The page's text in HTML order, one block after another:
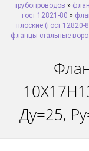
трубопроводов »
гост 12821-80 »
плоские (гост
фланцы стальные
Ду=25,